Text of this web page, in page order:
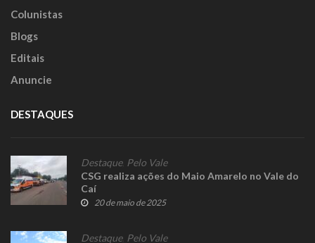
Colunistas
Blogs
Editais
Anuncie
DESTAQUES
Destaque, Pelo Vale
CSG realiza ações do Maio Amarelo no Vale do
Caí
20 de maio de 2025
Destaque, Pelo Vale